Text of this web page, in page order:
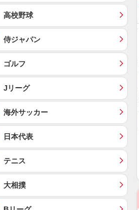
高校野球
侍ジャパン
ゴルフ
Jリーグ
海外サッカー
日本代表
テニス
大相撲